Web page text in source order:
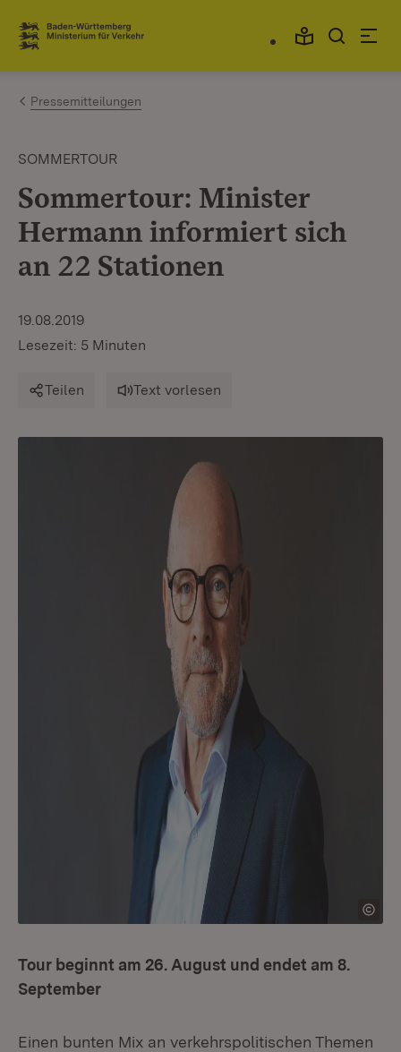
Zum Inhalt springen
Link zur Startseite
Pressemitteilungen
SOMMERTOUR
Sommertour: Minister
Hermann informiert sich
an 22 Stationen
19.08.2019
Lesezeit: 5 Minuten
Teilen Text vorlesen
Tour beginnt am 26. August und endet am 8.
September
Einen bunten Mix an verkehrspolitischen Themen